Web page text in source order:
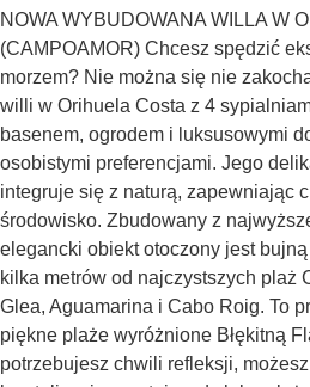
NOWA WYBUDOWANA WILLA W
(CAMPOAMOR) Chcesz spędzić
morzem? Nie można się nie
willi w Orihuela Costa z 4
basenem, ogrodem i luksusowymi
osobistymi preferencjami. Jego
integruje się z naturą, zapewniając
środowisko. Zbudowany z
elegancki obiekt otoczony jest
kilka metrów od najczystszych plaż
Glea, Aguamarina i Cabo Roig. To
piękne plaże wyróżnione Błękitną
potrzebujesz chwili refleksji,